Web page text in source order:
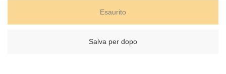
Esaurito
Salva per dopo